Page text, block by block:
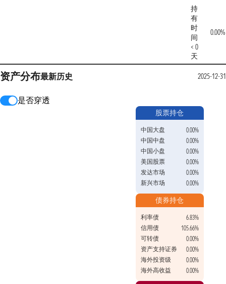
持
有
时
间
< 0
天
0.00%
资产分布最新历史 2025-12-31
是否穿透
股票持仓
中国大盘
0.00%
中国中盘
0.00%
中国小盘
0.00%
美国股票
0.00%
发达市场
0.00%
新兴市场
0.00%
债券持仓
利率债
6.83%
信用债
105.66%
可转债
0.00%
资产支持证券
0.00%
海外投资级
0.00%
海外高收益
0.00%